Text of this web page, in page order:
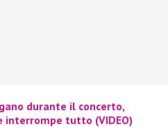
durante il concerto,
interrompe tutto (VIDEO)